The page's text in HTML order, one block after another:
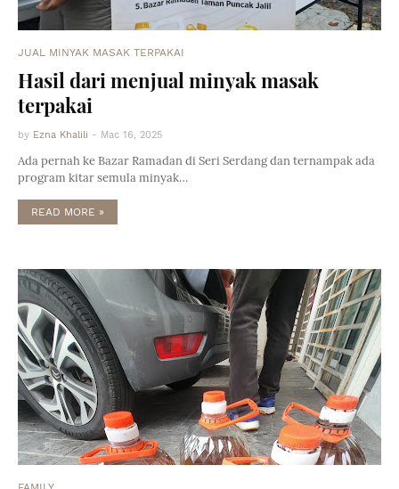
JUAL MINYAK MASAK TERPAKAI
Hasil dari menjual minyak masak
terpakai
by Ezna Khalili - Mac 16, 2025
Ada pernah ke Bazar Ramadan di Seri Serdang dan ternampak ada
program kitar semula minyak…
READ MORE »